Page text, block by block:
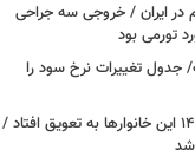
سال تورم در ایران / خروجی سه جراحی
تورمی بود
جدول تغییرات نرخ سود را
شارژ کالابرگ مرداد ۱۴۰۵ این خانوارها به تعویق افتاد /
شد